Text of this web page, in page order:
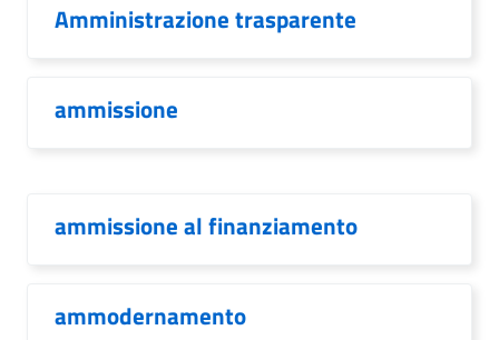
Amministrazione trasparente
ammissione
ammissione al finanziamento
ammodernamento